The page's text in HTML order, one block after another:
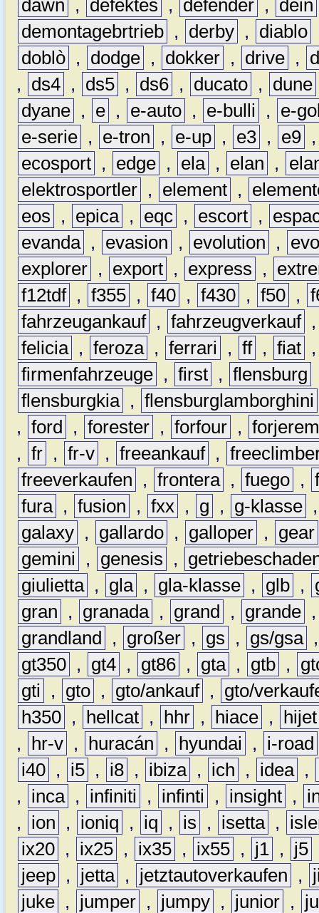
dawn , defektes , defender , dein
demontagebrtrieb , derby , diablo
doblò , dodge , dokker , drive ,
,
ds4 , ds5 , ds6 , ducato , dune
dyane , e , e-auto , e-bulli ,
e-
e-serie , e-tron , e-up , e3 , e9
ecosport , edge , ela , elan ,
elektrosportler , element ,
eos
, epica , eqc , escort ,
evanda , evasion , evolution ,
explorer , export , express ,
f12tdf , f355 , f40 , f430 , f50 ,
fahrzeugankauf , fahrzeugverkauf
felicia , feroza , ferrari , ff , fiat
firmenfahrzeuge , first , flensburg
flensburgkia , flensburglamborghini
, ford , forester , forfour ,
, fr , fr-v , freeankauf ,
freeverkaufen
, frontera , fuego ,
fura , fusion , fxx , g , g-klasse
galaxy , gallardo , galloper ,
gear
gemini
, genesis ,
giulietta , gla , gla-klasse , glb ,
gran
, granada , grand , grande
grandland
, großer , gs , gs/gsa
gt350 , gt4 , gt86 , gta , gtb ,
gti
, gto , gto/ankauf ,
gto/
h350 , hellcat , hhr , hiace ,
hijet
,
hr-v , huracán , hyundai ,
i-road
i40 , i5 , i8 , ibiza , ich , idea ,
,
inca , infiniti , infinti , insight ,
,
ion , ioniq , iq , is , isetta ,
ix20 , ix25 , ix35 , ix55 , j1 , j5
jeep , jetta , jetztautoverkaufen ,
juke , jumper , jumpy , junior ,